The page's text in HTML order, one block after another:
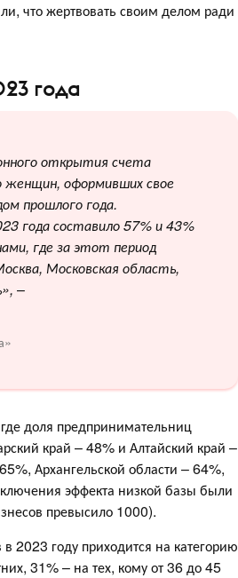
что жертвовать своим делом ради
года
открытия счета
женщин, оформивших свое
прошлого года.
года составило 57% и 43%
где за этот период
Московская область,
–
доля предпринимательниц
край – 48% и Алтайский край –
Архангельской области – 64%,
эффекта низкой базы были
превысило 1000).
2023 году приходится на категорию
31% – на тех, кому от 36 до 45